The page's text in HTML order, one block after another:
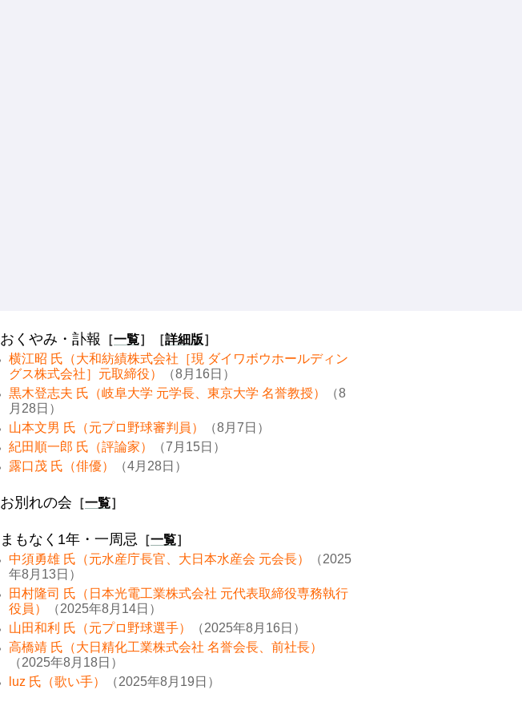
おくやみ・訃報 ［一覧］［詳細版］
横江昭 氏（大和紡績株式会社［現 ダイワボウホールディン
グス株式会社］元取締役）
（8月16日）
黒木登志夫 氏（岐阜大学 元学長、東京大学 名誉教授）
（8
月28日）
山本文男 氏（元プロ野球審判員）
（8月7日）
紀田順一郎 氏（評論家）
（7月15日）
露口茂 氏（俳優）
（4月28日）
お別れの会 ［一覧］
まもなく1年・一周忌 ［一覧］
中須勇雄 氏（元水産庁長官、大日本水産会 元会長）
（2025
年8月13日）
田村隆司 氏（日本光電工業株式会社 元代表取締役専務執行
役員）
（2025年8月14日）
山田和利 氏（元プロ野球選手）
（2025年8月16日）
高橋靖 氏（大日精化工業株式会社 名誉会長、前社長）
（2025年8月18日）
luz 氏（歌い手）
（2025年8月19日）